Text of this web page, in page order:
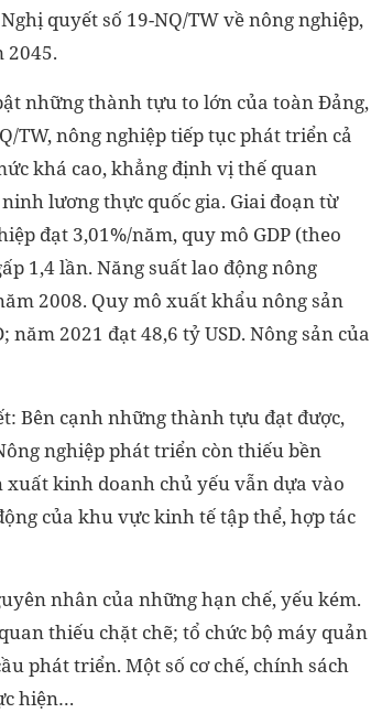
quyết số 19-NQ/TW về nông nghiệp,
2045.
những thành tựu to lớn của toàn Đảng,
TW, nông nghiệp tiếp tục phát triển cả
khá cao, khẳng định vị thế quan
lương thực quốc gia. Giai đoạn từ
đạt 3,01%/năm, quy mô GDP (theo
1,4 lần. Năng suất lao động nông
2008. Quy mô xuất khẩu nông sản
2021 đạt 48,6 tỷ USD. Nông sản của
Bên cạnh những thành tựu đạt được,
nghiệp phát triển còn thiếu bền
xuất kinh doanh chủ yếu vẫn dựa vào
của khu vực kinh tế tập thể, hợp tác
nhân của những hạn chế, yếu kém.
thiếu chặt chẽ; tổ chức bộ máy quản
phát triển. Một số cơ chế, chính sách
hiện…